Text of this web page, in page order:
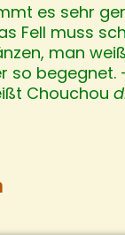
es sehr
Fell muss
man
so begegnet.
Chouchou